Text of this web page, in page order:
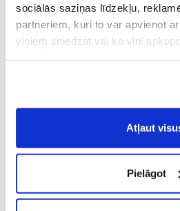
sociālās saziņas līdzekļu,
partneriem, kuri to var apvienot
viņiem sniedzat vai ko viņi
Vispārīgiem vietnes
noteikumiem(saīsināti - VVLN).
Atļaut
Pielāgot